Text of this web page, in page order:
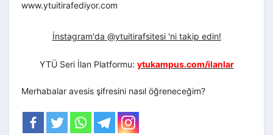
www.ytuitirafediyor.com
İnstagram'da @ytuitirafsitesi 'ni takip edin!
YTÜ Seri İlan Platformu: ytukampus.com/ilanlar
Merhabalar avesis şifresini nasıl öğreneceğim?